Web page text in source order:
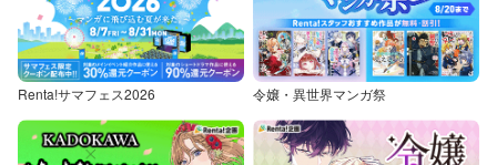
Renta!サマフェス2026 令嬢・異世界マンガ祭